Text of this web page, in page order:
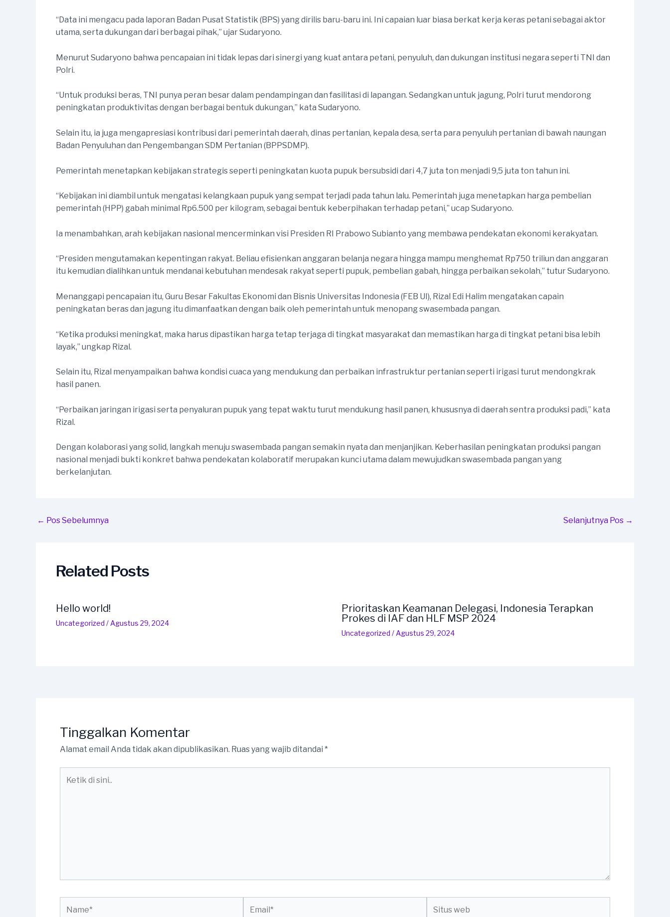
“Data ini mengacu pada laporan Badan Pusat Statistik (BPS) yang dirilis baru-baru ini. Ini capaian luar biasa berkat kerja keras petani sebagai aktor
utama, serta dukungan dari berbagai pihak,” ujar Sudaryono.
Menurut Sudaryono bahwa pencapaian ini tidak lepas dari sinergi yang kuat antara petani, penyuluh, dan dukungan institusi negara seperti TNI dan
Polri.
“Untuk produksi beras, TNI punya peran besar dalam pendampingan dan fasilitasi di lapangan. Sedangkan untuk jagung, Polri turut mendorong
peningkatan produktivitas dengan berbagai bentuk dukungan,” kata Sudaryono.
Selain itu, ia juga mengapresiasi kontribusi dari pemerintah daerah, dinas pertanian, kepala desa, serta para penyuluh pertanian di bawah naungan
Badan Penyuluhan dan Pengembangan SDM Pertanian (BPPSDMP).
Pemerintah menetapkan kebijakan strategis seperti peningkatan kuota pupuk bersubsidi dari 4,7 juta ton menjadi 9,5 juta ton tahun ini.
“Kebijakan ini diambil untuk mengatasi kelangkaan pupuk yang sempat terjadi pada tahun lalu. Pemerintah juga menetapkan harga pembelian
pemerintah (HPP) gabah minimal Rp6.500 per kilogram, sebagai bentuk keberpihakan terhadap petani,” ucap Sudaryono.
Ia menambahkan, arah kebijakan nasional mencerminkan visi Presiden RI Prabowo Subianto yang membawa pendekatan ekonomi kerakyatan.
“Presiden mengutamakan kepentingan rakyat. Beliau efisienkan anggaran belanja negara hingga mampu menghemat Rp750 triliun dan anggaran
itu kemudian dialihkan untuk mendanai kebutuhan mendesak rakyat seperti pupuk, pembelian gabah, hingga perbaikan sekolah,” tutur Sudaryono.
Menanggapi pencapaian itu, Guru Besar Fakultas Ekonomi dan Bisnis Universitas Indonesia (FEB UI), Rizal Edi Halim mengatakan capain
peningkatan beras dan jagung itu dimanfaatkan dengan baik oleh pemerintah untuk menopang swasembada pangan.
“Ketika produksi meningkat, maka harus dipastikan harga tetap terjaga di tingkat masyarakat dan memastikan harga di tingkat petani bisa lebih
layak,” ungkap Rizal.
Selain itu, Rizal menyampaikan bahwa kondisi cuaca yang mendukung dan perbaikan infrastruktur pertanian seperti irigasi turut mendongkrak
hasil panen.
“Perbaikan jaringan irigasi serta penyaluran pupuk yang tepat waktu turut mendukung hasil panen, khususnya di daerah sentra produksi padi,” kata
Rizal.
Dengan kolaborasi yang solid, langkah menuju swasembada pangan semakin nyata dan menjanjikan. Keberhasilan peningkatan produksi pangan
nasional menjadi bukti konkret bahwa pendekatan kolaboratif merupakan kunci utama dalam mewujudkan swasembada pangan yang
berkelanjutan.
Post
← Pos Sebelumnya Selanjutnya Pos →
Related Posts
Hello world!
Uncategorized / Agustus 29, 2024
Prioritaskan Keamanan Delegasi, Indonesia Terapkan
Prokes di IAF dan HLF MSP 2024
Uncategorized / Agustus 29, 2024
Tinggalkan Komentar
Alamat email Anda tidak akan dipublikasikan. Ruas yang wajib ditandai *